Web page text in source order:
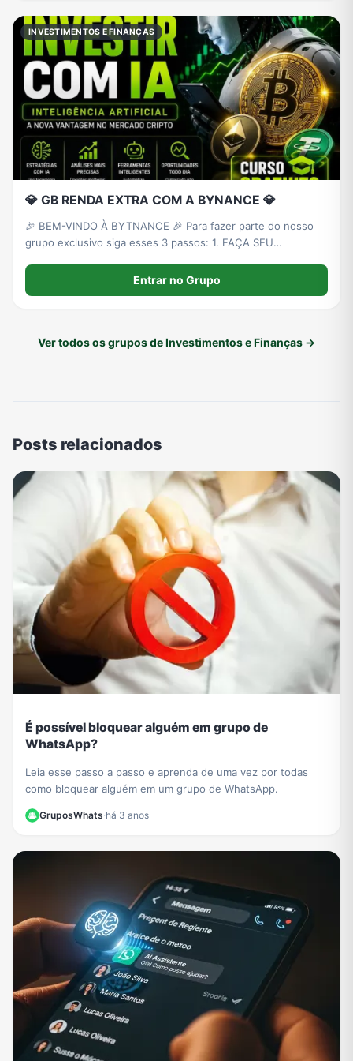
INVESTIMENTOS E FINANÇAS
💎 GB RENDA EXTRA COM A BYNANCE 💎
🎉 BEM-VINDO À BYTNANCE 🎉 Para fazer parte do nosso
grupo exclusivo siga esses 3 passos: 1. FAÇA SEU
https://app.bytnance.com/u/edlomax
Entrar no Grupo
Ver todos os grupos de Investimentos e Finanças →
Posts relacionados
É possível bloquear alguém em grupo de
WhatsApp?
Leia esse passo a passo e aprenda de uma vez por todas
como bloquear alguém em um grupo de WhatsApp.
GruposWhats·há 3 anos